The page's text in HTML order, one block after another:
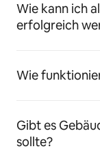
Wie kann ich
erfolgreich
Wie
Gibt es
sollte?